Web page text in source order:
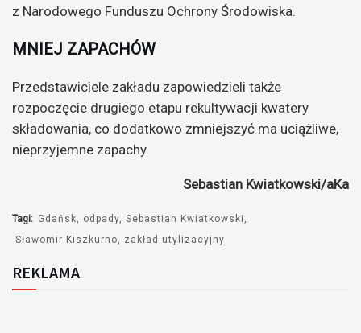
z Narodowego Funduszu Ochrony Środowiska.
MNIEJ ZAPACHÓW
Przedstawiciele zakładu zapowiedzieli także
rozpoczęcie drugiego etapu rekultywacji kwatery
składowania, co dodatkowo zmniejszyć ma uciążliwe,
nieprzyjemne zapachy.
Sebastian Kwiatkowski/aKa
Tagi: Gdańsk odpady Sebastian Kwiatkowski
Sławomir Kiszkurno
zakład utylizacyjny
REKLAMA